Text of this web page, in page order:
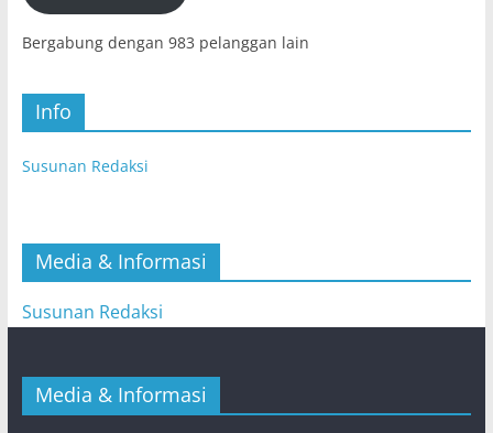
Bergabung dengan 983 pelanggan lain
Info
Susunan Redaksi
Media & Informasi
Susunan Redaksi
Media & Informasi